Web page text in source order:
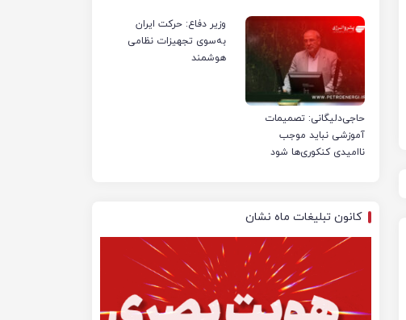
ایران شد
حاجی‌دلیگانی: تصمیمات
آموزشی نباید موجب
ناامیدی کنکوری‌ها شود
وزیر دفاع: حرکت ایران
به‌سوی تجهیزات نظامی
هوشمند
کانون تبلیغات ماه نشان